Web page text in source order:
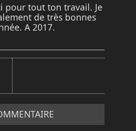
pour tout ton travail. Je
de très bonnes
A 2017.